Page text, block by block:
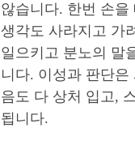
않습니다. 한번 손
생각도 사라지고 가
일으키고 분노의 말
니다. 이성과 판단
음도 다 상처 입고,
됩니다.